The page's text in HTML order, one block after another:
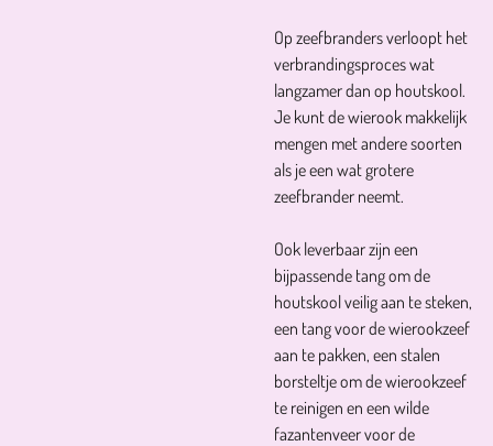
Op zeefbranders verloopt het
verbrandingsproces wat
langzamer dan op houtskool.
Je kunt de wierook makkelijk
mengen met andere soorten
als je een wat grotere
zeefbrander neemt.
Ook leverbaar zijn een
bijpassende tang om de
houtskool veilig aan te steken,
een tang voor de wierookzeef
aan te pakken, een stalen
borsteltje om de wierookzeef
te reinigen en een wilde
fazantenveer voor de